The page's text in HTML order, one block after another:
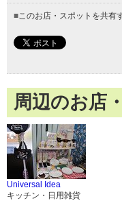
■このお店・スポットを共有
周辺のお店
Universal Idea
キッチン・日用雑貨